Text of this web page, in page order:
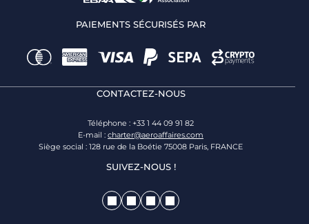
PAIEMENTS SÉCURISÉS PAR
CONTACTEZ-NOUS
Téléphone : +33 1 44 09 91 82
E-mail : charter@aeroaffaires.com
Siège social : 128 rue de la Boétie 75008 Paris, FRANCE
SUIVEZ-NOUS !